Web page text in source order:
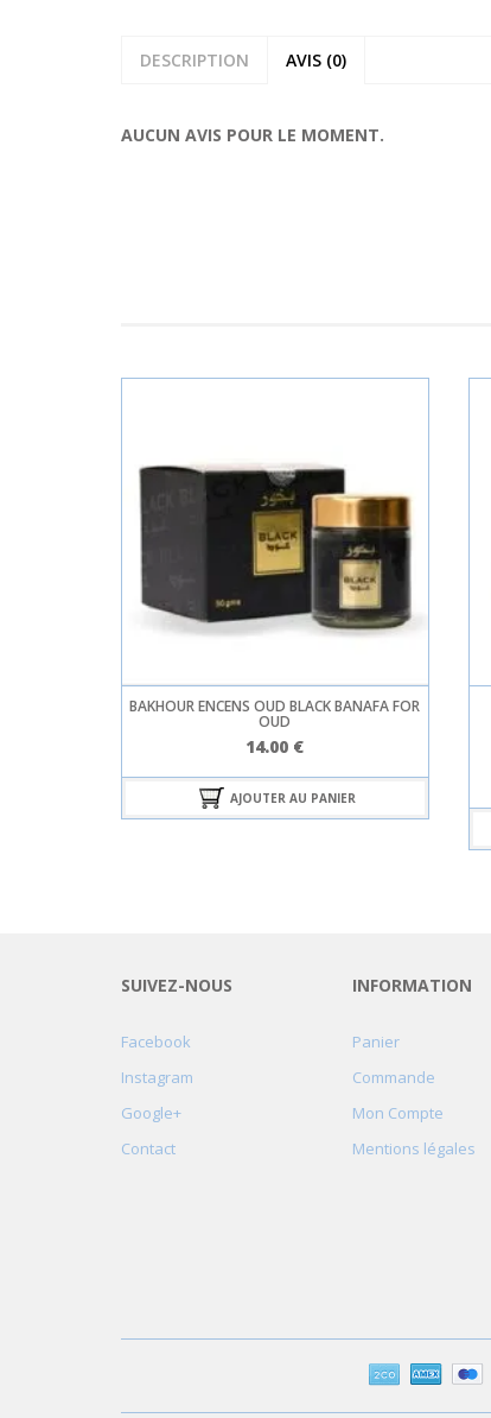
DESCRIPTION AVIS (0)
AUCUN AVIS POUR LE MOMENT.
BAKHOUR ENCENS OUD BLACK BANAFA FOR
OUD
14.00 €
AJOUTER AU PANIER
SUIVEZ-NOUS
Facebook
Instagram
Google+
Contact
INFORMATION
Panier
Commande
Mon Compte
Mentions légales